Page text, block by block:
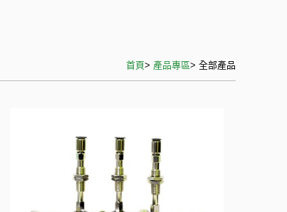
首頁> 產品專區> 全部產品